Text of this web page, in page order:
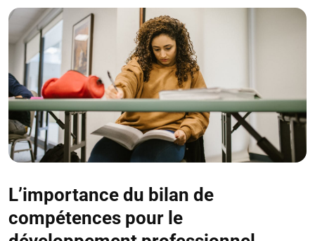
L’importance du bilan de
compétences pour le